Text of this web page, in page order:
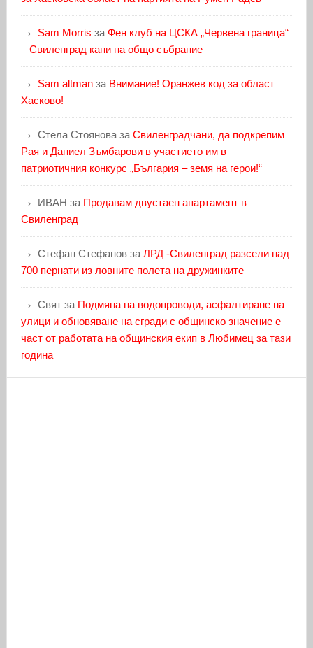
Sam Morris за Фен клуб на ЦСКА „Червена граница“
– Свиленград кани на общо събрание
Sam altmanза Внимание! Оранжев код за област
Хасково!
Стела Стояноваза Свиленградчани, да подкрепим
Рая и Даниел Зъмбарови в участието им в
патриотичния конкурс „България – земя на герои!“
ИВАН за Продавам двустаен апартамент в
Свиленград
Стефан Стефановза ЛРД -Свиленград разсели над
700 пернати из ловните полета на дружинките
Святза Подмяна на водопроводи, асфалтиране на
улици и обновяване на сгради с общинско значение е
част от работата на общинския екип в Любимец за тази
година